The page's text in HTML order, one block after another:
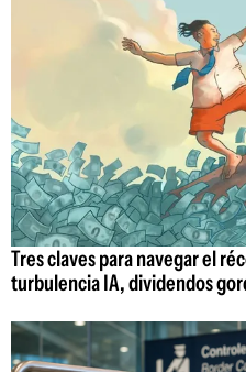
Tres claves para navegar el
turbulencia IA, dividendos